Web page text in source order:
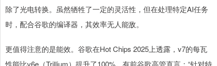
除了光电转换。虽然牺牲了一定的灵活性，但在处理特定AI任务
时，配合谷歌的编译器，其效率无人能敌。
更值得注意的是能效。谷歌在Hot Chips 2025上透露，v7的每瓦